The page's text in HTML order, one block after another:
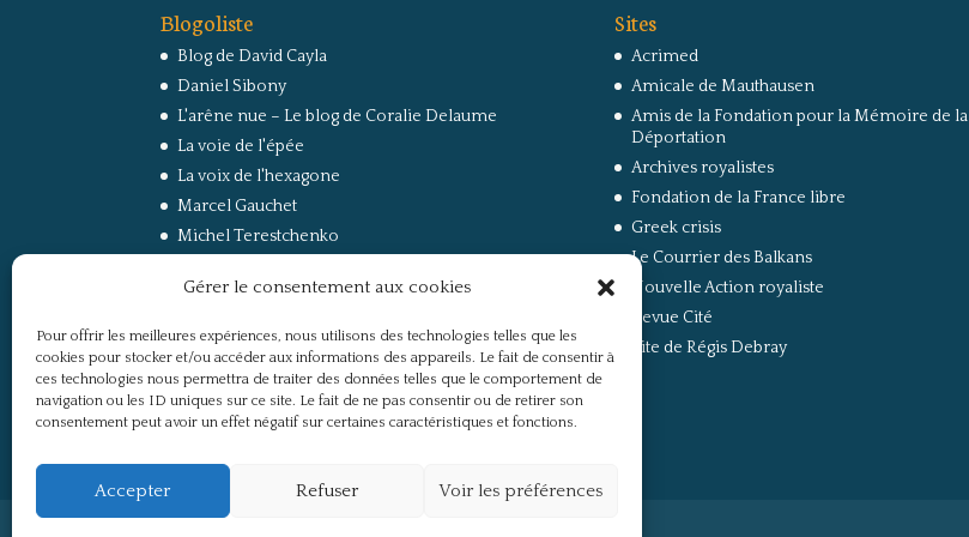
Gérer le consentement aux cookies
Pour offrir les meilleures expériences, nous utilisons des technologies telles que les
cookies pour stocker et/ou accéder aux informations des appareils. Le fait de consentir à
ces technologies nous permettra de traiter des données telles que le comportement de
navigation ou les ID uniques sur ce site. Le fait de ne pas consentir ou de retirer son
consentement peut avoir un effet négatif sur certaines caractéristiques et fonctions.
Accepter Refuser Voir les préférences
Blogoliste
Blog de David Cayla
Daniel Sibony
L'arêne nue – Le blog de Coralie Delaume
La voie de l'épée
La voix de l'hexagone
Marcel Gauchet
Michel Terestchenko
RussEurope – Le Carnet de Jacques Sapir sur la
Secret Défense
Un regard sur la Russie
Sites
Acrimed
Amicale de Mauthausen
Amis de la Fondation pour la Mémoire de la
Déportation
Archives royalistes
Fondation de la France libre
Greek crisis
Le Courrier des Balkans
Nouvelle Action royaliste
Revue Cité
Site de Régis Debray